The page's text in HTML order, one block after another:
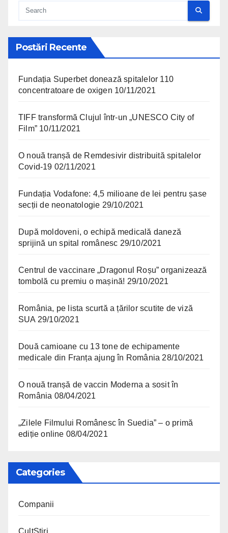
Postări Recente
Fundația Superbet donează spitalelor 110
concentratoare de oxigen 10/11/2021
TIFF transformă Clujul într-un „UNESCO City of
Film” 10/11/2021
O nouă tranșă de Remdesivir distribuită spitalelor
Covid-19 02/11/2021
Fundația Vodafone: 4,5 milioane de lei pentru șase
secții de neonatologie 29/10/2021
După moldoveni, o echipă medicală daneză
sprijină un spital românesc 29/10/2021
Centrul de vaccinare „Dragonul Roșu” organizează
tombolă cu premiu o mașină! 29/10/2021
România, pe lista scurtă a țărilor scutite de viză
SUA 29/10/2021
Două camioane cu 13 tone de echipamente
medicale din Franța ajung în România 28/10/2021
O nouă tranșă de vaccin Moderna a sosit în
România 08/04/2021
„Zilele Filmului Românesc în Suedia” – o primă
ediție online 08/04/2021
Categories
Companii